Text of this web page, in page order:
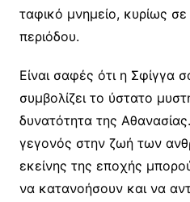
ταφικό μνημείο, κυρίως
περιόδου.
Είναι σαφές ότι η Σφίγγα
συμβολίζει το ύστατο
δυνατότητα της
γεγονός στην ζωή των
εκείνης της εποχής
να κατανοήσουν και να